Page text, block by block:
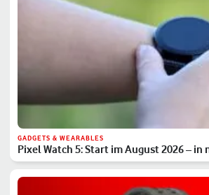
GADGETS & WEARABLES
Pixel Watch 5: Start im August 2026 – in